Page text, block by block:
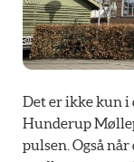
Det er ikke kun i
Hunderup
pulsen. Også